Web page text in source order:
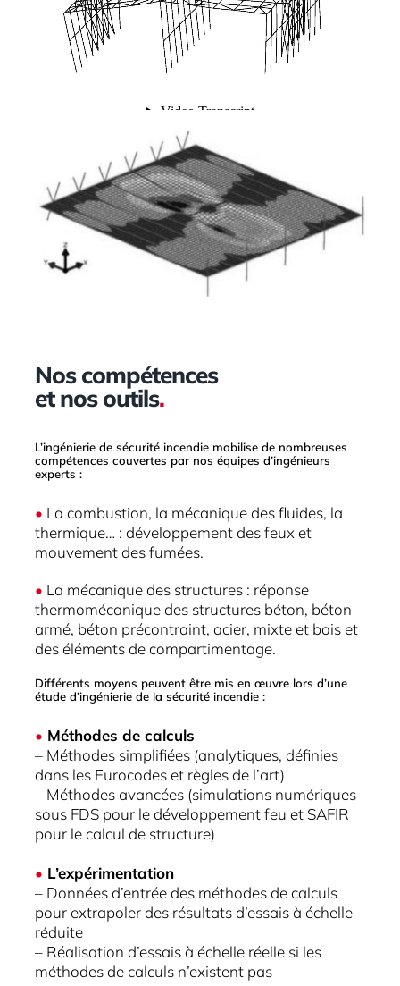
Nos compétences
et nos outils.
L’ingénierie de sécurité incendie mobilise de nombreuses
compétences couvertes par nos équipes d’ingénieurs
experts :
• La combustion, la mécanique des fluides, la
thermique… : développement des feux et
mouvement des fumées.
• La mécanique des structures : réponse
thermomécanique des structures béton, béton
armé, béton précontraint, acier, mixte et bois et
des éléments de compartimentage.
Différents moyens peuvent être mis en œuvre lors d’une
étude d’ingénierie de la sécurité incendie :
• Méthodes de calculs
– Méthodes simplifiées (analytiques, définies
dans les Eurocodes et règles de l’art)
– Méthodes avancées (simulations numériques
sous FDS pour le développement feu et SAFIR
pour le calcul de structure)
• L’expérimentation
– Données d’entrée des méthodes de calculs
pour extrapoler des résultats d’essais à échelle
réduite
– Réalisation d’essais à échelle réelle si les
méthodes de calculs n’existent pas